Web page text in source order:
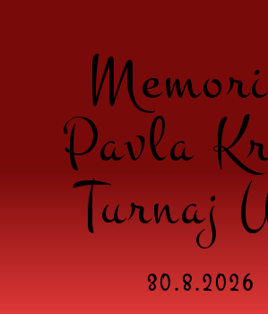
Pavla
Turnaj
30.8.2026